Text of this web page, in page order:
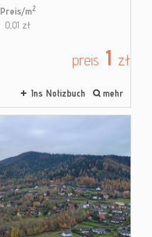
Preis/m2
0,01 zł
preis 1 zł
Ins Notizbuch mehr